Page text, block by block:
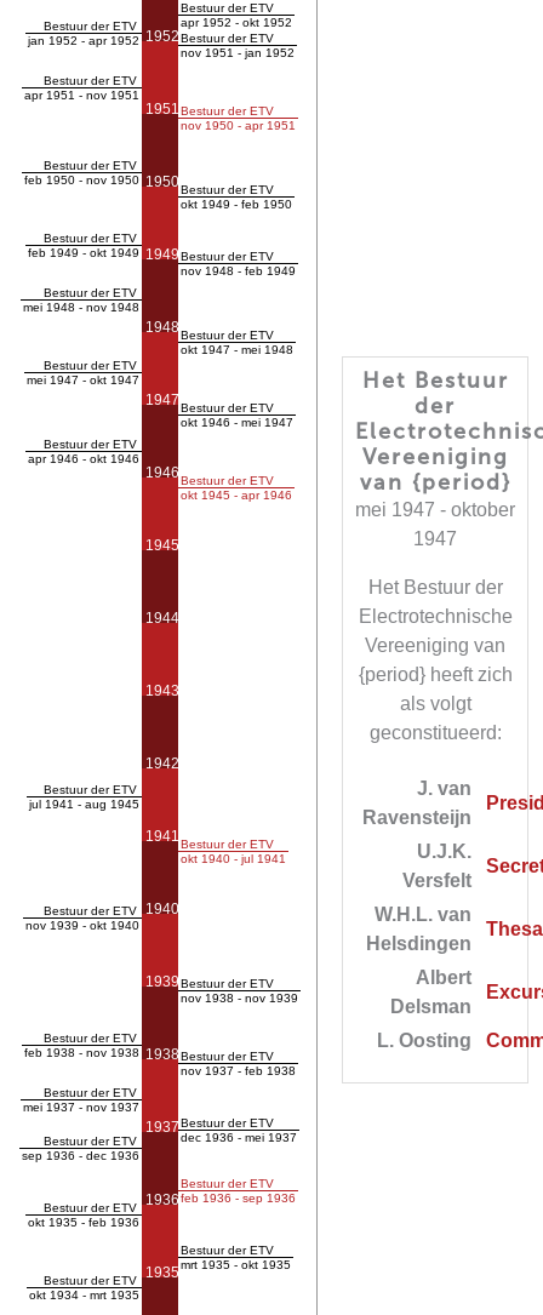
Het Bestuur
der
Vereeniging
van {period}
mei 1947 - oktober
1947
Het Bestuur der
Electrotechnische
Vereeniging van
{period} heeft zich
als volgt
geconstitueerd:
J. van
Ravensteijn
U.J.K.
Versfelt
W.H.L. van
Helsdingen
Albert
Delsman
L. Oosting
Bestuur der ETV
jan 1952 - apr 1952
Bestuur der ETV
apr 1951 - nov 1951
Bestuur der ETV
feb 1950 - nov 1950
Bestuur der ETV
feb 1949 - okt 1949
Bestuur der ETV
mei 1948 - nov 1948
Bestuur der ETV
mei 1947 - okt 1947
Bestuur der ETV
apr 1946 - okt 1946
Bestuur der ETV
jul 1941 - aug 1945
Bestuur der ETV
nov 1939 - okt 1940
Bestuur der ETV
feb 1938 - nov 1938
Bestuur der ETV
mei 1937 - nov 1937
Bestuur der ETV
sep 1936 - dec 1936
Bestuur der ETV
okt 1935 - feb 1936
Bestuur der ETV
okt 1934 - mrt 1935
1952
1951
1950
1949
1948
1947
1946
1945
1944
1943
1942
1941
1940
1939
1938
1937
1936
1935
Bestuur der ETV
apr 1952 - okt 1952
Bestuur der ETV
nov 1951 - jan 1952
Bestuur der ETV
nov 1950 - apr 1951
Bestuur der ETV
okt 1949 - feb 1950
Bestuur der ETV
nov 1948 - feb 1949
Bestuur der ETV
okt 1947 - mei 1948
Bestuur der ETV
okt 1946 - mei 1947
Bestuur der ETV
okt 1945 - apr 1946
Bestuur der ETV
okt 1940 - jul 1941
Bestuur der ETV
nov 1938 - nov 1939
Bestuur der ETV
nov 1937 - feb 1938
Bestuur der ETV
dec 1936 - mei 1937
Bestuur der ETV
feb 1936 - sep 1936
Bestuur der ETV
mrt 1935 - okt 1935